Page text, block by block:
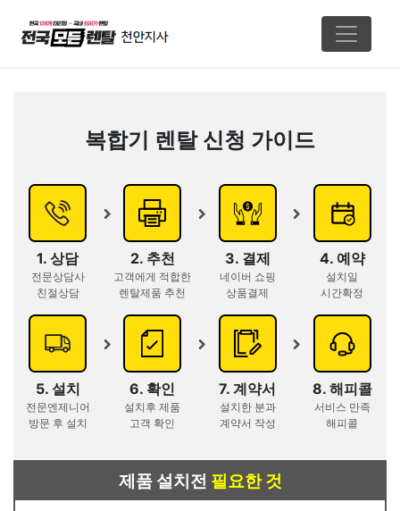
복합기 렌탈 신청 가이드
1. 상담
전문상담사
친절상담
2. 추천
고객에게 적합한
렌탈제품 추천
3. 결제
네이버 쇼핑
상품결제
4. 예약
설치일
시간확정
5. 설치
전문엔제니어
방문 후 설치
6. 확인
설치후 제품
고객 확인
7. 계약서
설치한 분과
계약서 작성
8. 해피콜
서비스 만족
해피콜
제품 설치전 필요한 것